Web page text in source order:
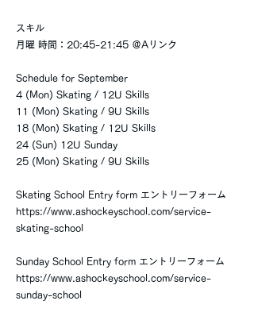
スキル
月曜 時間：20:45-21:45 ＠Aリンク
Schedule for September
4 (Mon) Skating / 12U Skills
11 (Mon) Skating / 9U Skills
18 (Mon) Skating / 12U Skills
24 (Sun) 12U Sunday
25 (Mon) Skating / 9U Skills
Skating School Entry form エントリーフォーム
https://www.ashockeyschool.com/service-
skating-school
Sunday School Entry form エントリーフォーム
https://www.ashockeyschool.com/service-
sunday-school